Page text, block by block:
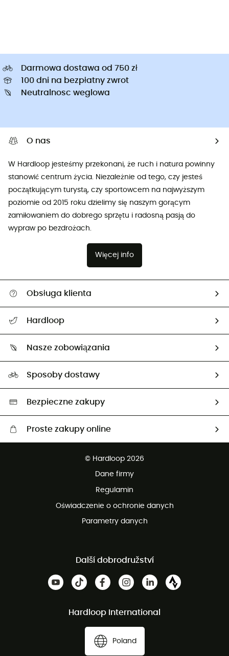
Darmowa dostawa od 750 zł
100 dni na bezpłatny zwrot
Neutralnosc weglowa
O nas
W Hardloop jesteśmy przekonani, że ruch i natura powinny
stanowić centrum życia. Niezależnie od tego, czy jesteś
początkującym turystą, czy sportowcem na najwyższym
poziomie od 2015 roku dzielimy się naszym gorącym
zamiłowaniem do dobrego sprzętu i radosną pasją do
wypraw po bezdrożach.
Więcej info
Obsługa klienta
Śledzenie przesyłki
Zwrot artykułów i zwrot środków
Hardloop
Ambasadorzy
Nasze zobowiązania
Neutralność węglowa
Wybrane produkty eko
Sposoby dostawy
Bezpieczne zakupy
Proste zakupy online
100 dni na bezpłatny zwrot
© Hardloop 2026
Dane firmy
Regulamin
Oświadczenie o ochronie danych
Parametry danych
Další dobrodružství
Hardloop International
Poland